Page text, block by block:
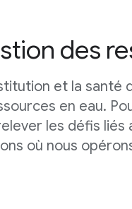
des
et la santé
en eau.
les défis liés
où nous